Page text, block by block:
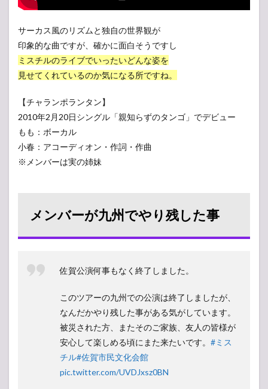
サーカス風のリズムと独自の世界観が
印象的な曲ですが、確かに面白そうですし
ミスチルのライブでいったいどんな姿を
見せてくれているのか気になる所ですね。
【チャランポランタン】
2010年2月20日シングル「親知らずのタンゴ」でデビュー
もも：ボーカル
小春：アコーディオン・作詞・作曲
※メンバーは実の姉妹
メンバーが九州でやり残した事
佐賀公演何事もなく終了しました。
このツアーの九州での公演は終了しましたが、
なんだかやり残した事がある気がしています。
被災された方、またそのご家族、友人の皆様が
安心して楽しめる頃にまた来たいです。 #ミス
チル#佐賀市民文化会館
pic.twitter.com/UVDJxsz0BN